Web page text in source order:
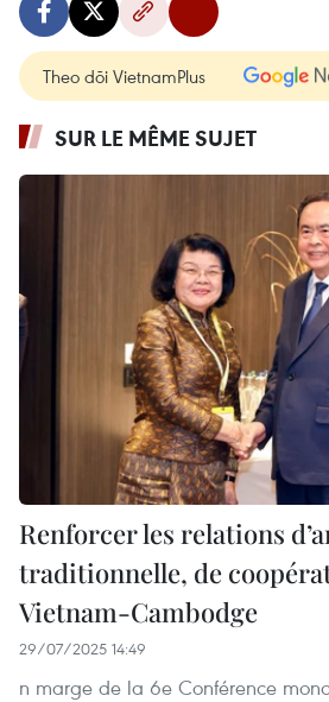
Theo dõi VietnamPlus
SUR LE MÊME SUJET
Renforcer les relations
traditionnelle, de
Vietnam-Cambodge
29/07/2025 14:49
n marge de la 6e Conférence